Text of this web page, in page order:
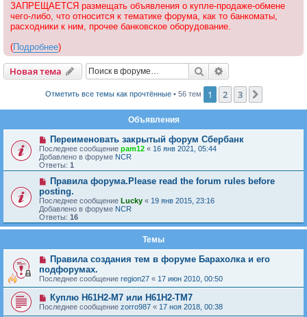
ЗАПРЕЩАЕТСЯ размещать объявления о купле-продаже-обмене
чего-либо, что относится к тематике форума, как то банкоматы,
расходники к ним, прочее банковское оборудование.
(Подробнее)
Новая тема
Новаятема Поиск
Отметить все темы как прочтённые• 56 тем 1 2 3
Объявления
Переименовать закрытый форум Сбербанк
Последнее сообщение pam12 « 16 янв 2021, 05:44
Добавлено в форуме NCR
Ответы: 1
Правила форума.Please read the forum rules before
posting.
Последнее сообщение Lucky « 19 янв 2015, 23:16
Добавлено в форуме NCR
Ответы: 16
Темы
Правила создания тем в форуме Барахолка и его
подфорумах.
Последнее сообщение region27 « 17 июн 2010, 00:50
Куплю H61H2-M7 или H61H2-ТM7
Последнее сообщение zorro987 « 17 ноя 2018, 00:38